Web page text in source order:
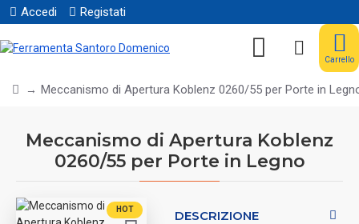
Accedi Registati
Carrello
Meccanismo di Apertura Koblenz 0260/55 per Porte in
Meccanismo di Apertura Koblenz
0260/55 per Porte in Legno
HOT DESCRIZIONE